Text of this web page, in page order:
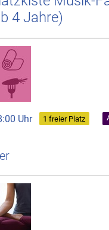
4 Jahre)
Uhr 1 freier Platz